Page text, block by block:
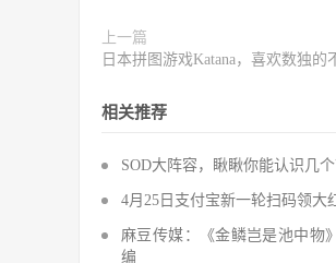
上一篇
日本拼图游戏Katana，喜欢数独的
相关推荐
SOD大阵容，瞅瞅你能认识几个
4月25日支付宝新一轮扫码领大
麻豆传媒：《金鳞岂是池中物
编